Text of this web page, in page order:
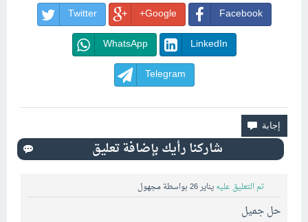
Facebook
Google+
Twitter
LinkedIn
WhatsApp
Telegram
تم التعليق عليه يناير 26 بواسطة مجهول
حل جميل